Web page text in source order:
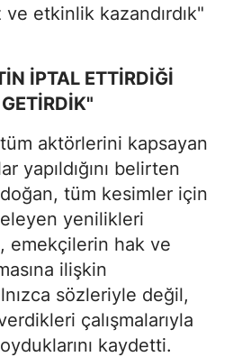
ve etkinlik kazandırdık"
İPTAL ETTİRDİĞİ
tüm aktörlerini kapsayan
yapıldığını belirten
tüm kesimler için
yenilikleri
emekçilerin hak ve
ilişkin
sözleriyle değil,
çalışmalarıyla
kaydetti.